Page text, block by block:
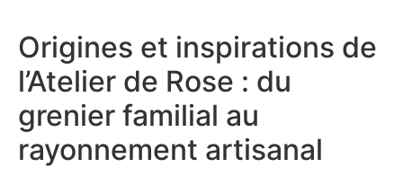
Origines et inspirations de
l’Atelier de Rose : du
grenier familial au
rayonnement artisanal